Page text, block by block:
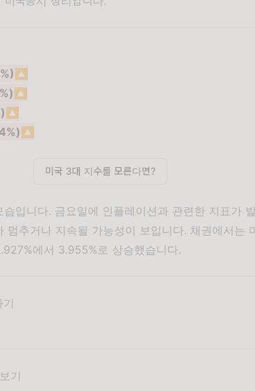
🔼
🔼
🔼
🔼
미국 3대 지수를 모른다면?
입니다. 금요일에 인플레이션과 관련한 지표가
멈추거나 지속될 가능성이 보입니다. 채권에서는
에서 3.955%로 상승했습니다.
기
기